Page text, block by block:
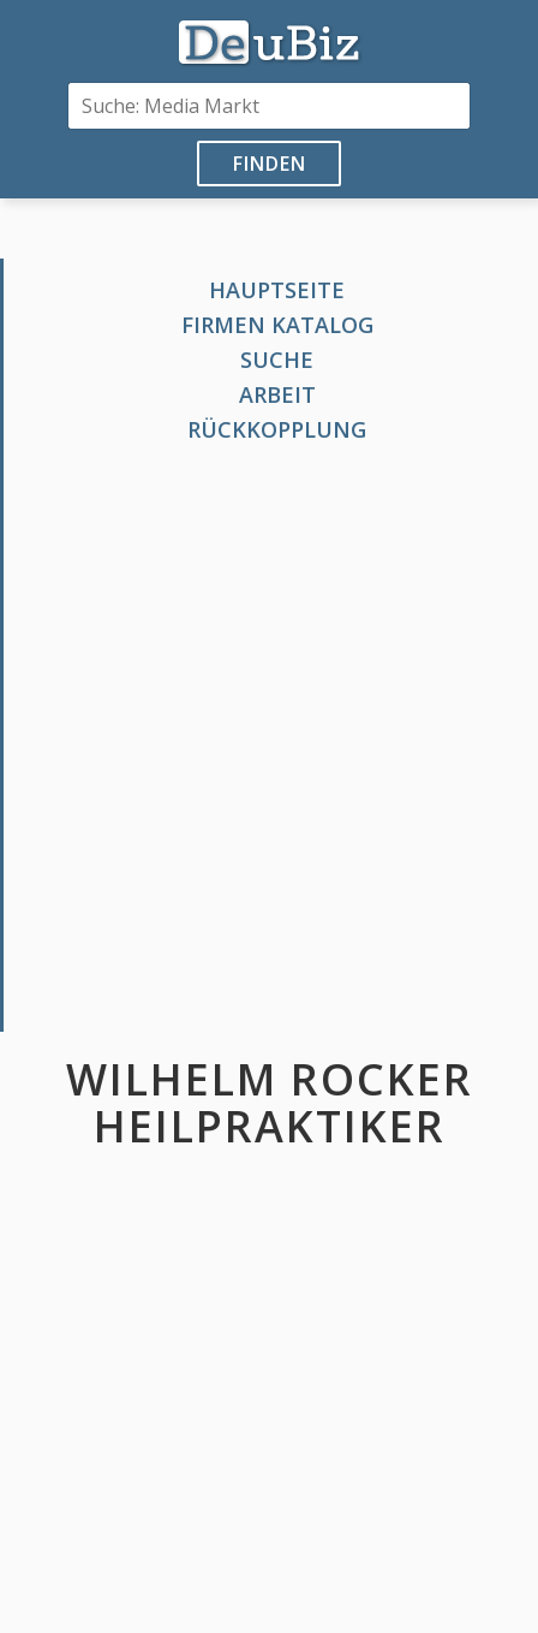
FINDEN
HAUPTSEITE
FIRMEN KATALOG
SUCHE
ARBEIT
RÜCKKOPPLUNG
WILHELM ROCKER
HEILPRAKTIKER